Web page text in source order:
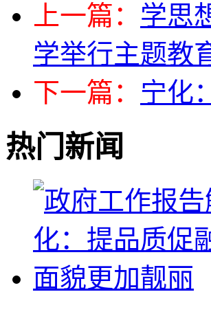
上一篇： 学思
学举行主题教
下一篇： 宁化
热门新闻